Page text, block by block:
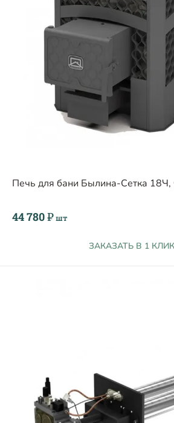
Печь для бани Былина-Сетка 18Ч,
44 780 ₽шт
ЗАКАЗАТЬ В 1 КЛИК